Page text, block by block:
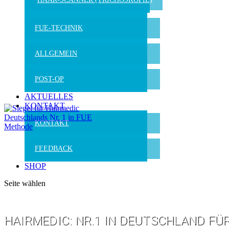
FUE-TECHNIK
ALLGEMEIN
POST-OP
AKTUELLES
KONTAKT
KONTAKT
FEEDBACK
SHOP
Seite wählen
HAIRMEDIC: NR.1 IN DEUTSCHLAND